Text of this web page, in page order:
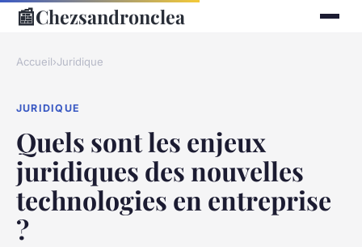
📰Chezsandronclea
Accueil›Juridique
JURIDIQUE
Quels sont les enjeux
juridiques des nouvelles
technologies en entreprise
?